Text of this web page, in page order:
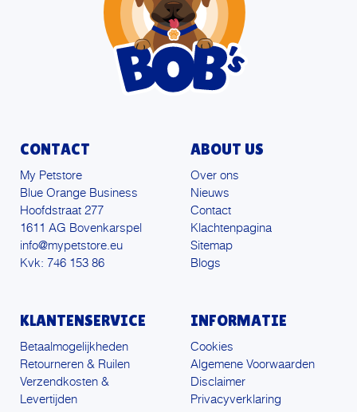
CONTACT
My Petstore
Blue Orange Business
Hoofdstraat 277
1611 AG Bovenkarspel
info@mypetstore.eu
Kvk: 746 153 86
ABOUT US
Over ons
Nieuws
Contact
Klachtenpagina
Sitemap
Blogs
KLANTENSERVICE
Betaalmogelijkheden
Retourneren & Ruilen
Verzendkosten &
Levertijden
INFORMATIE
Cookies
Algemene Voorwaarden
Disclaimer
Privacyverklaring